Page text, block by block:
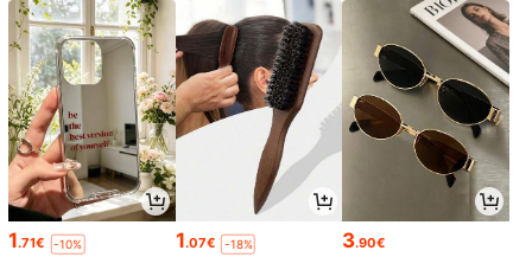
1.71€ -10% 1.07€ -18% 3.90€